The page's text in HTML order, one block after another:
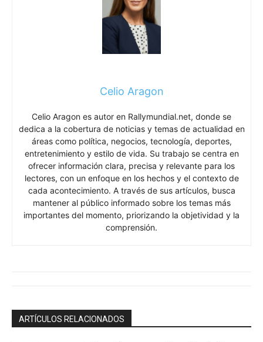
Celio Aragon
Celio Aragon es autor en Rallymundial.net, donde se
dedica a la cobertura de noticias y temas de actualidad en
áreas como política, negocios, tecnología, deportes,
entretenimiento y estilo de vida. Su trabajo se centra en
ofrecer información clara, precisa y relevante para los
lectores, con un enfoque en los hechos y el contexto de
cada acontecimiento. A través de sus artículos, busca
mantener al público informado sobre los temas más
importantes del momento, priorizando la objetividad y la
comprensión.
ARTÍCULOS RELACIONADOS